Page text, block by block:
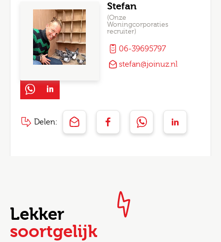
Stefan
(Onze
Woningcorporaties
recruiter)
06-39695797
stefan@joinuz.nl
Delen:
Lekker
soortgelijk